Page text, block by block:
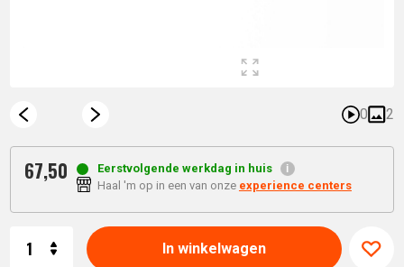
0 2
67,50
Eerstvolgende werkdag in huis
Haal 'm op in een van onze experience centers
In winkelwagen